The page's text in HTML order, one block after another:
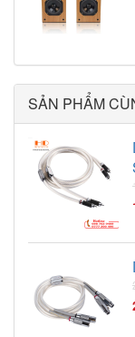
SẢN PHẨM